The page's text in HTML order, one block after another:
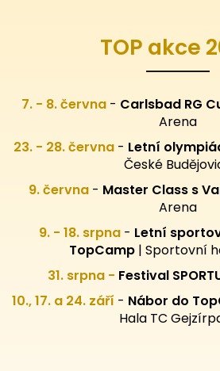
TOP akce
7. - 8. června - Carlsbad RG
Arena
23. - 28. června - Letní
České
9. června - Master Class s
Arena
9. - 18. srpna - Letní
TopCamp| Sportovní
31. srpna - Festival
10., 17. a 24. září - Nábor do
Hala TC